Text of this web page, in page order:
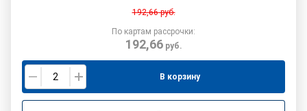
192,66руб.
По картам рассрочки:
192,66руб.
В корзину